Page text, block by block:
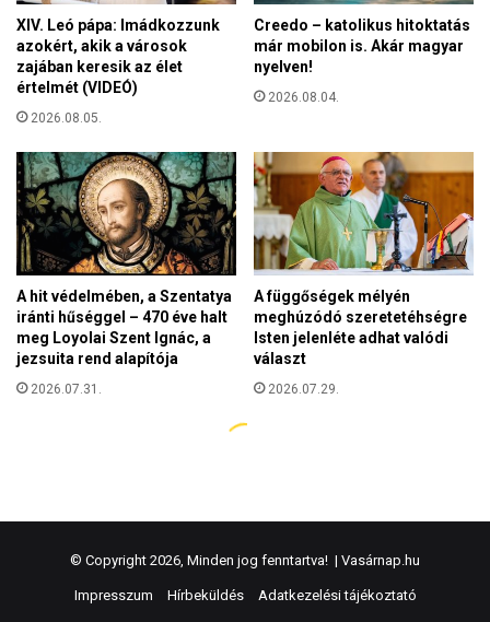
© Copyright 2026, Minden jog fenntartva! | Vasárnap.hu
Impresszum Hírbeküldés Adatkezelési tájékoztató